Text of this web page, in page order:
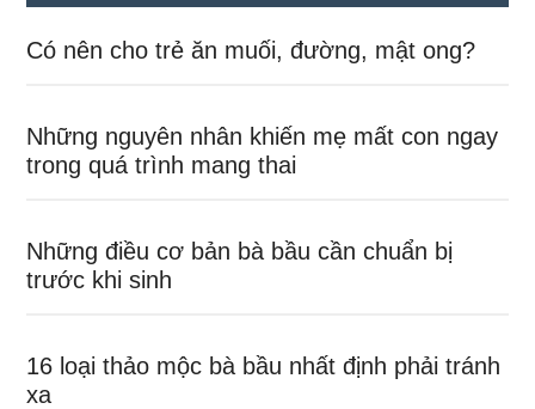
Có nên cho trẻ ăn muối, đường, mật ong?
Những nguyên nhân khiến mẹ mất con ngay
trong quá trình mang thai
Những điều cơ bản bà bầu cần chuẩn bị
trước khi sinh
16 loại thảo mộc bà bầu nhất định phải tránh
xa